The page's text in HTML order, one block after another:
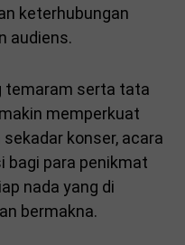
keterhubungan
audiens.
temaram serta tata
memperkuat
konser, acara
bagi para penikmat
nada yang di
bermakna.